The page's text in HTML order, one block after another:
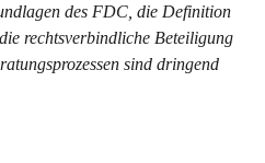
des FDC, die Definition
rechtsverbindliche Beteiligung
sind dringend